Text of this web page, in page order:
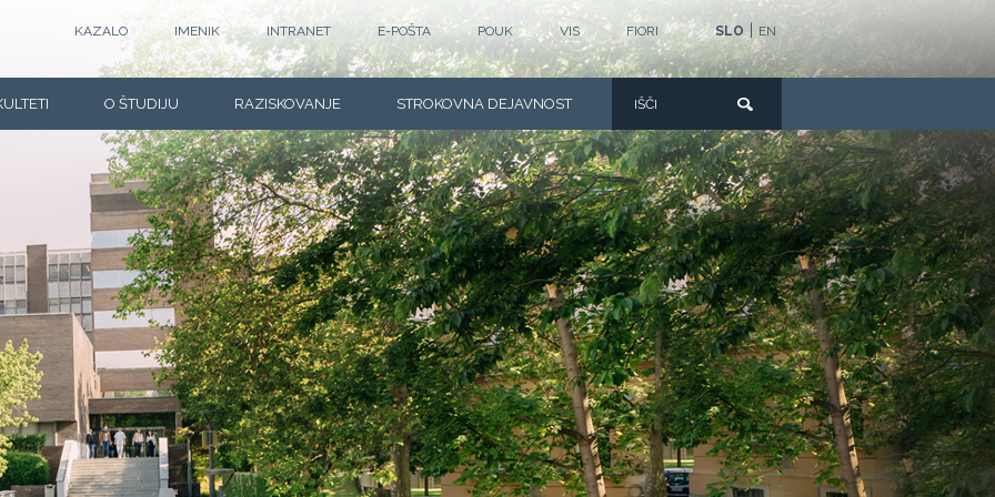
SLO EN
KAZALO IMENIK INTRANET E-POŠTA POUK VIS FIORI
O ŠTUDIJU RAZISKOVANJE STROKOVNA DEJAVNOST